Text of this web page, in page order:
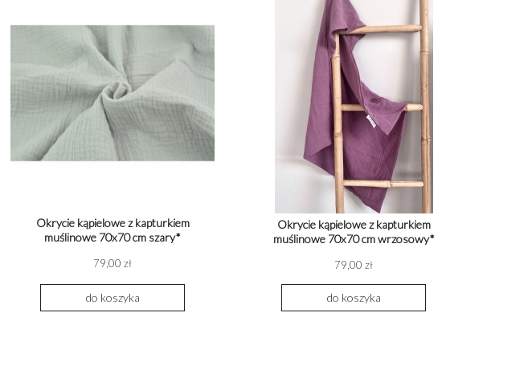
Okrycie kąpielowe z kapturkiem
muślinowe 70x70 cm szary*
79,00 zł
do koszyka
Okrycie kąpielowe z kapturkiem
muślinowe 70x70 cm wrzosowy*
79,00 zł
do koszyka